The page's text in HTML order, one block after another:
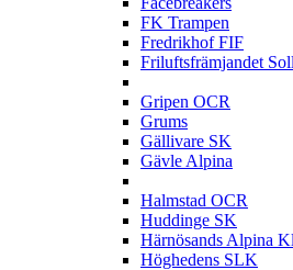
FK Trampen
Fredrikhof FIF
Friluftsfrämjandet
Gripen OCR
Grums
Gällivare SK
Gävle Alpina
Halmstad OCR
Huddinge SK
Härnösands Alpina
Höghedens SLK